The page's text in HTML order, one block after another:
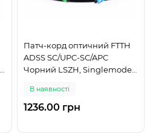
Патч-корд оптичний FTTH
ADSS SC/UPC-SC/APC
Чорний LSZH, Singlemode
В наявності
1236.00 грн